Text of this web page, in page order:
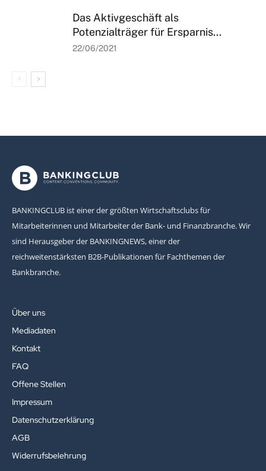
Das Aktivgeschäft als
Potenzialträger für Ersparnis...
22/06/2021
BANKINGCLUB ist einer der größten Wirtschaftsclubs für
Mitarbeiterinnen und Mitarbeiter der Bank- und Finanzbranche. Wir
sind Herausgeber der BANKINGNEWS, einer der
reichweitenstärksten B2B-Publikationen für Fachthemen der
Bankbranche.
Über uns
Mediadaten
Kontakt
FAQ
Offene Stellen
Impressum
Datenschutzerklärung
AGB
Widerrufsbelehrung